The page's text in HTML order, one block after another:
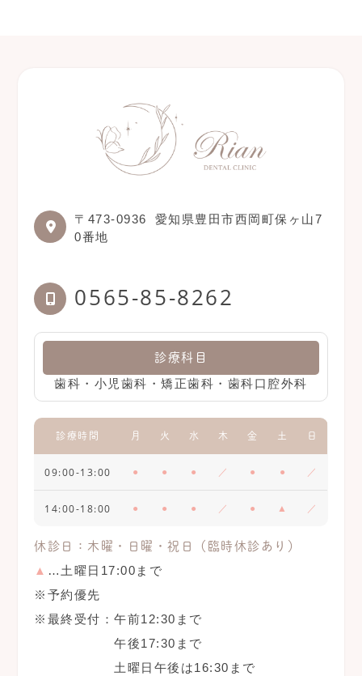
〒473-0936
愛知県豊田市西岡町保ヶ山7
0番地
0565-85-8262
診療科目
歯科・小児歯科・矯正歯科・歯科口腔外科
診療時間 月 火 水 木 金 土 日
09:00-13:00 ● ● ● ／ ● ● ／
14:00-18:00 ● ● ● ／ ● ▲ ／
休診日：木曜・日曜・祝日（臨時休診あり）
▲ …土曜日17:00まで
※予約優先
※最終受付：午前12:30まで
午後17:30まで
土曜日午後は16:30まで